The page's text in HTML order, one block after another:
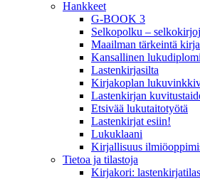
Hankkeet
G-BOOK 3
Selkopolku –
Maailman tärkeintä
Kansallinen
Lastenkirjasilta
Kirjakoplan
Lastenkirjan
Etsivää lukutaitotyötä
Lastenkirjat esiin!
Lukuklaani
Kirjallisuus
Tietoa ja tilastoja
Kirjakori: